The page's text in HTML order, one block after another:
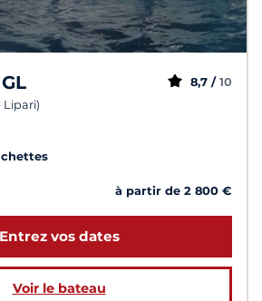
Lipari)
8,7 / 10
à partir de 2 800 €
Entrez vos dates
Voir le bateau